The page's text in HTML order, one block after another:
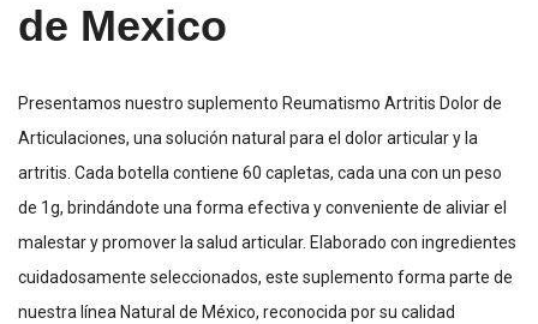
de Mexico
Presentamos nuestro suplemento Reumatismo Artritis Dolor de
Articulaciones, una solución natural para el dolor articular y la
artritis. Cada botella contiene 60 capletas, cada una con un peso
de 1g, brindándote una forma efectiva y conveniente de aliviar el
malestar y promover la salud articular. Elaborado con ingredientes
cuidadosamente seleccionados, este suplemento forma parte de
nuestra línea Natural de México, reconocida por su calidad